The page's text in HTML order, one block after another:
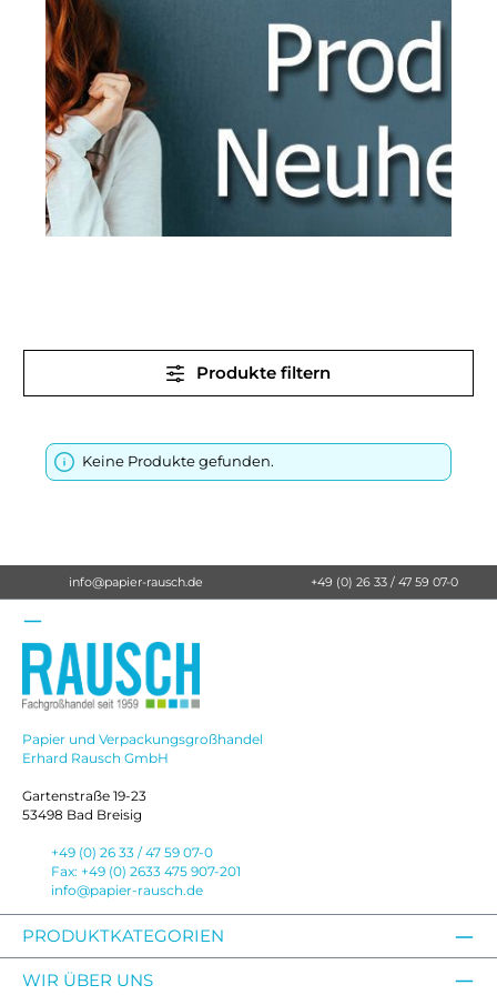
Produkte filtern
Keine Produkte gefunden.
info@papier-rausch.de +49 (0) 26 33 / 47 59 07-0
Papier und Verpackungsgroßhandel
Erhard Rausch GmbH
Gartenstraße 19-23
53498 Bad Breisig
+49 (0) 26 33 / 47 59 07-0
Fax: +49 (0) 2633 475 907-201
info@papier-rausch.de
PRODUKTKATEGORIEN
WIR ÜBER UNS